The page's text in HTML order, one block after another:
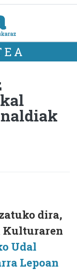
dira,
Kulturaren
Udal
Lepoan